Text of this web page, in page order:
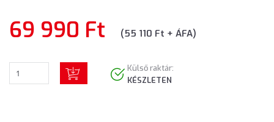
69 990 Ft (55 110 Ft + ÁFA)
Külső raktár:
KÉSZLETEN